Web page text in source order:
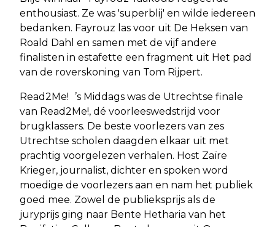
enthousiast. Ze was 'superblij' en wilde iedereen
bedanken. Fayrouz las voor uit De Heksen van
Roald Dahl en samen met de vijf andere
finalisten in estafette een fragment uit Het pad
van de roverskoning van Tom Rijpert.
Read2Me! ’s Middags was de Utrechtse finale
van Read2Me!, dé voorleeswedstrijd voor
brugklassers. De beste voorlezers van zes
Utrechtse scholen daagden elkaar uit met
prachtig voorgelezen verhalen. Host Zaïre
Krieger, journalist, dichter en spoken word
moedige de voorlezers aan en nam het publiek
goed mee. Zowel de publieksprijs als de
juryprijs ging naar Bente Hetharia van het